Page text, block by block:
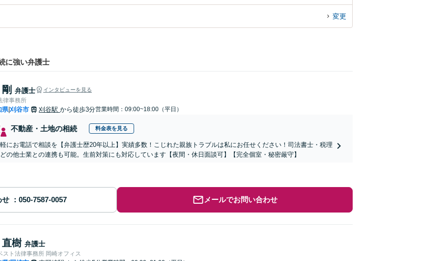
変更
に強い弁護士
弁護士 インタビューを見る
律事務所
県|刈谷市 刈谷駅 から徒歩3分営業時間：09:00~18:00（平日）
不動産・土地の相続 料金表を見る
にお電話で相談を【弁護士歴20年以上】実績多数！こじれた親族トラブルは私にお任せください！司法書士・税理
の他士業との連携も可能。生前対策にも対応しています【夜間・休日面談可】【完全個室・秘密厳守】
せ メールでお問い合わせ
樹 弁護士
スト法律事務所 岡崎オフィス